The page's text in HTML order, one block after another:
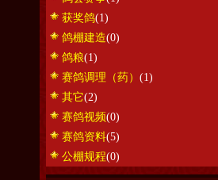
获奖鸽(1)
鸽棚建造(0)
鸽粮(1)
赛鸽调理（药） (1)
其它(2)
赛鸽视频(0)
赛鸽资料(5)
公棚规程(0)